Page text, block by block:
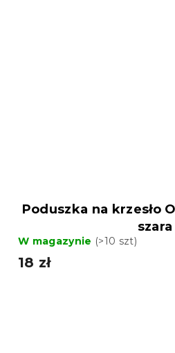
Poduszka na krzesło
szara
W magazynie (>10 szt)
18 zł